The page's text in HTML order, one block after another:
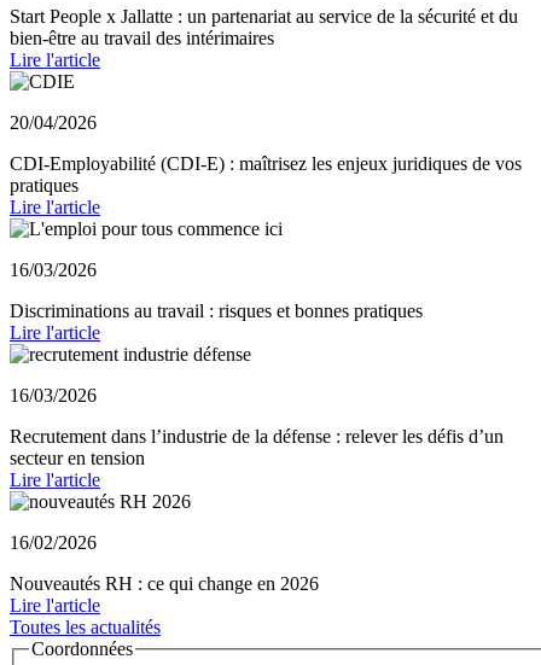
Start People x Jallatte : un partenariat au service de la sécurité et du
bien-être au travail des intérimaires
Lire l'article
20/04/2026
CDI-Employabilité (CDI-E) : maîtrisez les enjeux juridiques de vos
pratiques
Lire l'article
16/03/2026
Discriminations au travail : risques et bonnes pratiques
Lire l'article
16/03/2026
Recrutement dans l’industrie de la défense : relever les défis d’un
secteur en tension
Lire l'article
16/02/2026
Nouveautés RH : ce qui change en 2026
Lire l'article
Toutes les actualités
Coordonnées